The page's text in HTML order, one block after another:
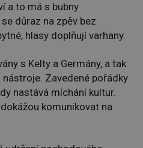
a to má s bubny
důraz na zpěv bez
hlasy doplňují varhany.
s Kelty a Germány, a tak
Zavedené pořádky
nastává míchání kultur.
komunikovat na